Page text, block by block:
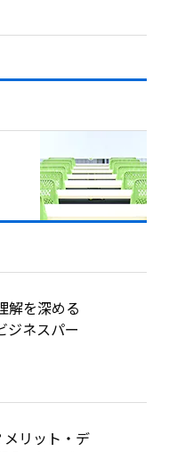
解を深める
ジネスパー
リット・デ